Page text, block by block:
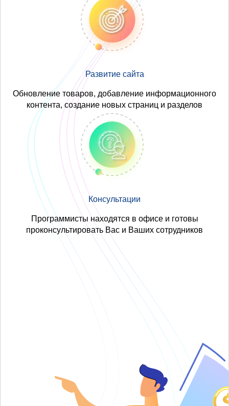
Развитие сайта
Обновление товаров, добавление информационного
контента, создание новых страниц и разделов
Консультации
Программисты находятся в офисе и готовы
проконсультировать Вас и Ваших сотрудников